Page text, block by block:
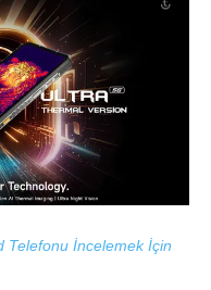
Telefonu İncelemek İçin